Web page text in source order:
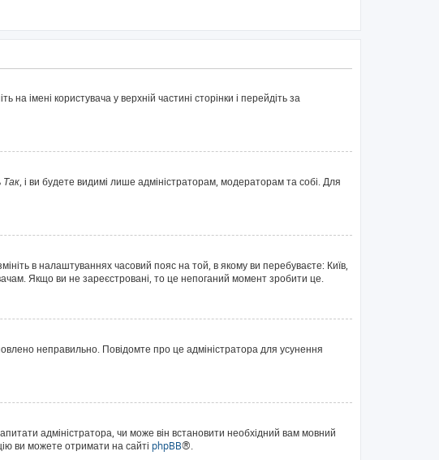
імені користувача у верхній частині сторінки і перейдіть за
Так, і ви будете видимі лише адміністраторам, модераторам та собі. Для
в налаштуваннях часовий пояс на той, в якому ви перебуваєте: Київ,
Якщо ви не зареєстровані, то це непоганий момент зробити це.
неправильно. Повідомте про це адміністратора для усунення
адміністратора, чи може він встановити необхідний вам мовний
ви можете отримати на сайті phpBB®.